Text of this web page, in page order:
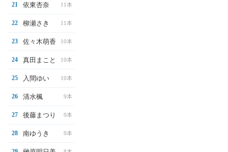
21 依東杏奈 11本
22 柳瀬さき 11本
23 佐々木萌香 10本
24 真田まこと 10本
25 入間ゆい 10本
26 清水楓 9本
27 後藤まつり 9本
28 南ゆうき 9本